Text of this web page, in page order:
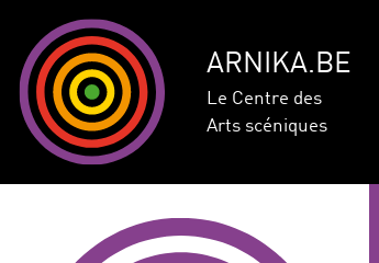
ARNIKA.BE
Le Centre des
Arts scéniques